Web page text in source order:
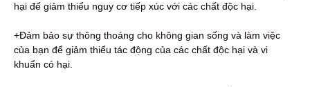
hại để giảm thiểu nguy cơ tiếp xúc với các chất độc hại.
+Đảm bảo sự thông thoáng cho không gian sống và làm việc
của bạn để giảm thiểu tác động của các chất độc hại và vi
khuẩn có hại.